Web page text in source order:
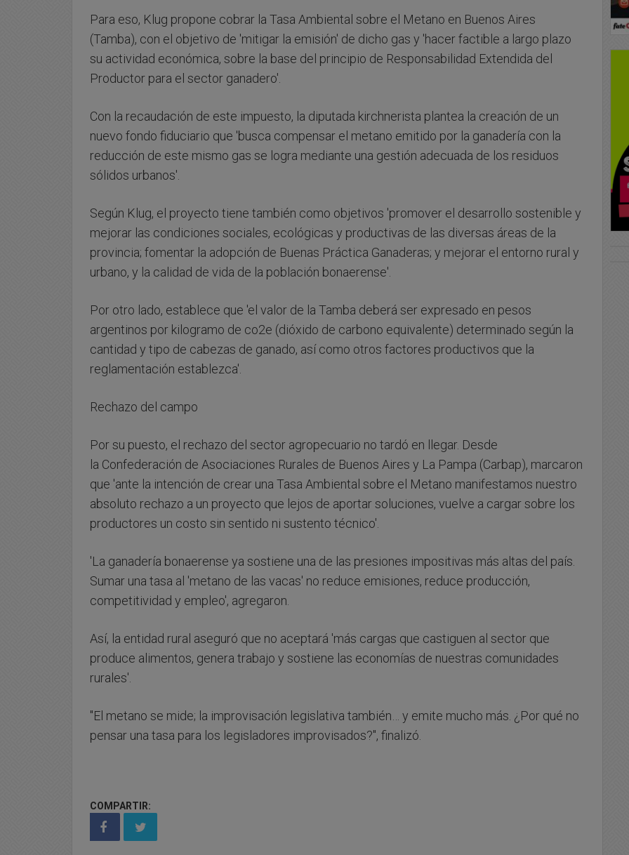
Para eso, Klug propone cobrar la Tasa Ambiental sobre el Metano en Buenos Aires
(Tamba), con el objetivo de 'mitigar la emisión' de dicho gas y 'hacer factible a largo plazo
su actividad económica, sobre la base del principio de Responsabilidad Extendida del
Productor para el sector ganadero'.
Con la recaudación de este impuesto, la diputada kirchnerista plantea la creación de un
nuevo fondo fiduciario que 'busca compensar el metano emitido por la ganadería con la
reducción de este mismo gas se logra mediante una gestión adecuada de los residuos
sólidos urbanos'.
Según Klug, el proyecto tiene también como objetivos 'promover el desarrollo sostenible y
mejorar las condiciones sociales, ecológicas y productivas de las diversas áreas de la
provincia; fomentar la adopción de Buenas Práctica Ganaderas; y mejorar el entorno rural y
urbano, y la calidad de vida de la población bonaerense'.
Por otro lado, establece que 'el valor de la Tamba deberá ser expresado en pesos
argentinos por kilogramo de co2e (dióxido de carbono equivalente) determinado según la
cantidad y tipo de cabezas de ganado, así como otros factores productivos que la
reglamentación establezca'.
Rechazo del campo
Por su puesto, el rechazo del sector agropecuario no tardó en llegar. Desde
la Confederación de Asociaciones Rurales de Buenos Aires y La Pampa (Carbap), marcaron
que 'ante la intención de crear una Tasa Ambiental sobre el Metano manifestamos nuestro
absoluto rechazo a un proyecto que lejos de aportar soluciones, vuelve a cargar sobre los
productores un costo sin sentido ni sustento técnico'.
'La ganadería bonaerense ya sostiene una de las presiones impositivas más altas del país.
Sumar una tasa al 'metano de las vacas' no reduce emisiones, reduce producción,
competitividad y empleo', agregaron.
Así, la entidad rural aseguró que no aceptará 'más cargas que castiguen al sector que
produce alimentos, genera trabajo y sostiene las economías de nuestras comunidades
rurales'.
"El metano se mide; la improvisación legislativa también… y emite mucho más. ¿Por qué no
pensar una tasa para los legisladores improvisados?", finalizó.
COMPARTIR: